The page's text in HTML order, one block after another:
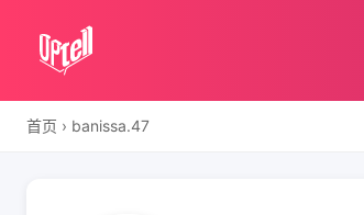
首页 › banissa.47